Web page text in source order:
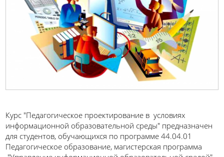
Курс "Педагогическое проектирование в условиях
информационной образовательной среды" предназначен
для студентов, обучающихся по программе 44.04.01
Педагогическое образование, магистерская программа